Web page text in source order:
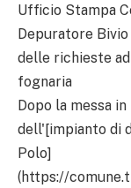
Ufficio Stampa
Depuratore Bivio
delle richieste
fognaria
Dopo la messa
dell'[impianto di
Polo]
(https://